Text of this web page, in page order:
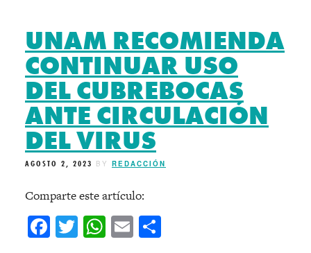
UNAM RECOMIENDA
CONTINUAR USO
DEL CUBREBOCAS
ANTE CIRCULACIÓN
DEL VIRUS
AGOSTO 2, 2023 BY REDACCIÓN
Comparte este artículo:
Facebook
Twitter
WhatsApp
Email